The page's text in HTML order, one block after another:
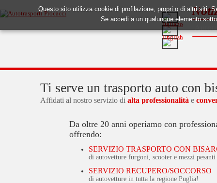
Ti serve un trasporto auto con
Affidati al nostro servizio di alta professionalità e
Da oltre 20 anni operiamo con
offrendo:
SERVIZIO TRASPORTO CON
di autovetture furgoni, scooter e mezzi pesanti
SERVIZIO RECUPERO/SOCCORSO
di autovetture in tutta la regione Puglia!
Questo sito utilizza cookie di profilazione, propri o di altri siti.
Se accedi a un qualunque elemento